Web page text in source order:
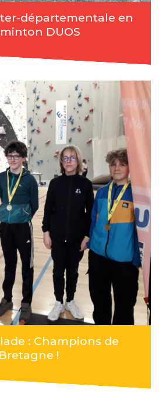
départementale en
DUOS
: Champions de
Bretagne !